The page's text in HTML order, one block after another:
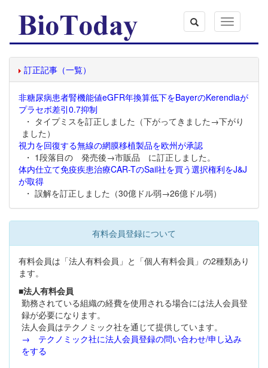
Toggle
navigation
訂正記事（一覧）
非糖尿病患者腎機能値eGFR年換算低下をBayerのKerendiaが
プラセボ差引0.7抑制
・ タイプミスを訂正しました（下がってきました→下がり
ました）
視力を回復する無線の網膜移植製品を欧州が承認
・ 1段落目の 発売後→市販品 に訂正しました。
体内仕立て免疫疾患治療CAR-TのSail社を買う選択権利をJ&J
が取得
・ 誤解を訂正しました（30億ドル弱→26億ドル弱）
有料会員登録について
有料会員は「法人有料会員」と「個人有料会員」の2種類あり
ます。
■法人有料会員
勤務されている組織の経費を使用される場合には法人会員登
録が必要になります。
法人会員はテクノミック社を通じて提供しています。
→ テクノミック社に法人会員登録の問い合わせ/申し込み
をする